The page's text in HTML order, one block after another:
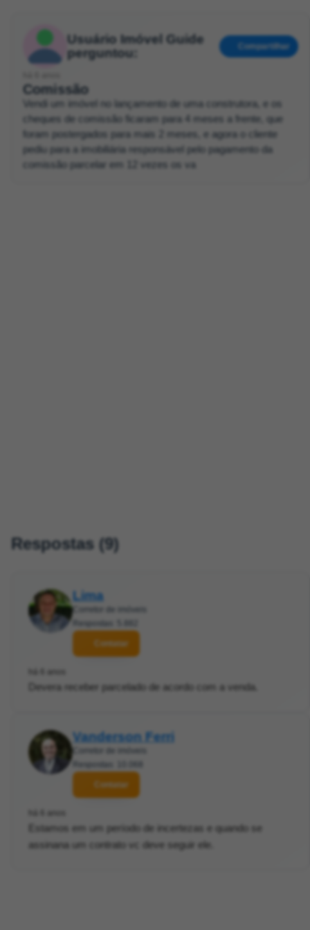
Usuário Imóvel Guide
perguntou:
Compartilhar
Comissão
Vendi um imóvel no lançamento de uma construtora, e os
cheques de comissão ficaram para 4 meses a frente, que
foram postergados para mais 2 meses, e agora o cliente
pediu para a imobiliária responsável pelo pagamento da
comissão parcelar em 12 vezes os va
Respostas (9)
Lima
Contatar
Devera receber parcelado de acordo com a venda.
Vanderson Ferri
Contatar
Estamos em um período de incertezas e quando se
assinana um contrato vc deve seguir ele.